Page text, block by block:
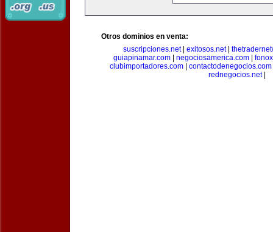
Otros dominios en venta:
suscripciones.net| exitosos.net|
guiapinamar.com
negociosamerica.com
clubimportadores.com
contactodenegocios.com
rednegocios.net|